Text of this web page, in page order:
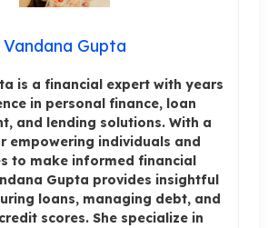
Vandana Gupta
is a financial expert with years
in personal finance, loan
and lending solutions. With a
empowering individuals and
to make informed financial
Gupta provides insightful
loans, managing debt, and
scores. She specialize in